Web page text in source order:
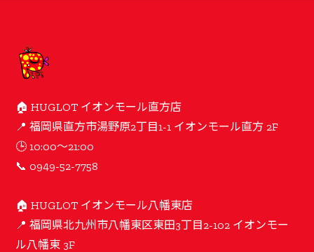
🏠 HUGLOT イオンモール直方店
📍 福岡県直方市湯野原2丁目1-1 イオンモール直方 2F
🕒 10:00〜21:00
📞 0949-52-7758
🏠 HUGLOT イオンモール八幡東店
📍 福岡県北九州市八幡東区東田3丁目2-102 イオンモー
ル八幡東 3F